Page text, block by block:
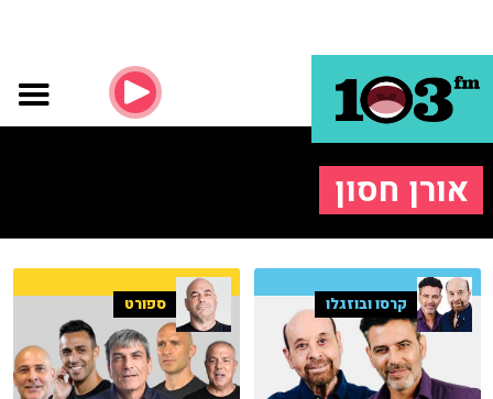
אורן חסון
קרסו ובוזגלו ספורט